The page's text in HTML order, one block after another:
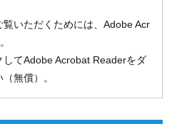
いただくためには、Adobe Acr
してAdobe Acrobat Readerをダ
無償）。